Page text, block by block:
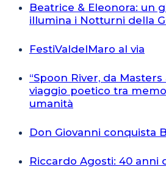
Beatrice & Eleonora: un
illumina i Notturni della
FestiValdelMaro al via
“Spoon River, da
viaggio poetico tra
umanità
Don Giovanni conquista
Riccardo Agosti: 40 anni